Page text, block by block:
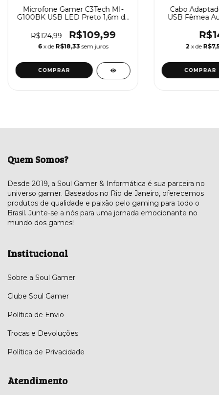
Microfone Gamer C3Tech MI-
G100BK USB LED Preto 1,6m de
R$124,99
R$109,99
6 x de R$18,33 sem juros
Cabo
USB Fêmea
2 x de
Quem Somos?
Desde 2019, a Soul Gamer & Informática é sua parceira no
universo gamer. Baseados no Rio de Janeiro, oferecemos
produtos de qualidade e paixão pelo gaming para todo o
Brasil. Junte-se a nós para uma jornada emocionante no
mundo dos games!
Institucional
Sobre a Soul Gamer
Clube Soul Gamer
Política de Envio
Trocas e Devoluções
Política de Privacidade
Atendimento